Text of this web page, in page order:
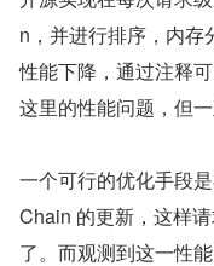
n，并进行排序，内
性能下降，通过注释
这里的性能问题，但一
一个可行的优化手段
Chain 的更新，这样
了。而观测到这一性